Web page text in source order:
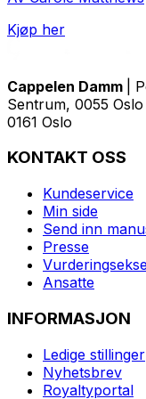
Kjøp her
Cappelen Damm
|
Sentrum, 0055
0161 Oslo
KONTAKT OSS
Kundeservice
Min side
Send inn
Presse
Ansatte
INFORMASJON
Ledige stillinger
Nyhetsbrev
Royaltyportal